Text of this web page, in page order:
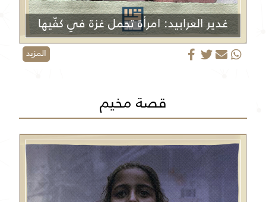
غدير العرابيد: امرأة تحمل غزة في كفّيها
المزيد
قصة مخيم